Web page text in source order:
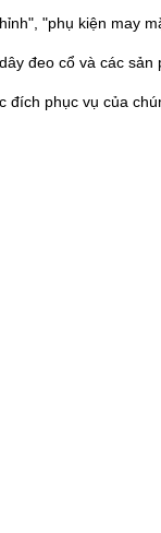
"phụ kiện may
đeo cổ và các sản
đích phục vụ của